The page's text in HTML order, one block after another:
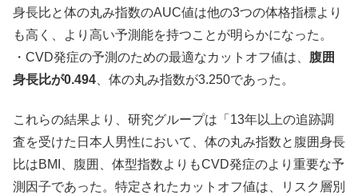
身長比と体の丸み指数のAUC値は他の3つの体格指標より
も高く、より高い予測能を持つことが明らかになった。
・CVD発症の予測のための最適なカットオフ値は、 腹囲
身長比が0.494 、体の丸み指数が3.250であった。
これらの結果より、研究グループは「13年以上の追跡調
査を受けた日本人男性において、体の丸み指数と腹囲身長
比はBMI、腹囲、体型指数よりもCVD発症のより重要な予
測因子であった。特定されたカットオフ値は、リスク層別